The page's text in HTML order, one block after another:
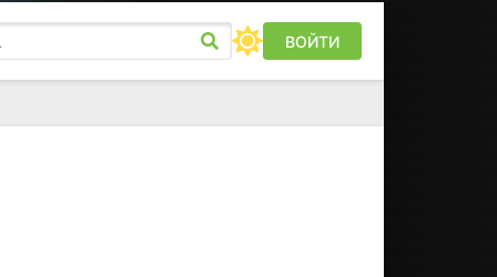
ВОЙТИ